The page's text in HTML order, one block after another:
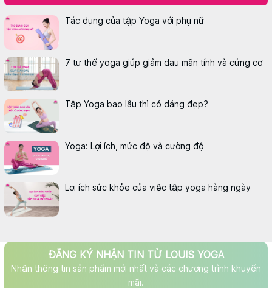
Tác dụng của tập Yoga với phụ nữ
7 tư thế yoga giúp giảm đau mãn tính và cứng cơ
Tập Yoga bao lâu thì có dáng đẹp?
Yoga: Lợi ích, mức độ và cường độ
Lợi ích sức khỏe của việc tập yoga hàng ngày
ĐĂNG KÝ NHẬN TIN TỪ LOUIS YOGA
Nhận thông tin sản phẩm mới nhất và các chương trình khuyến
mãi.